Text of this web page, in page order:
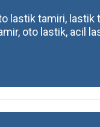
lastik tamiri, lastik
oto lastik, acil